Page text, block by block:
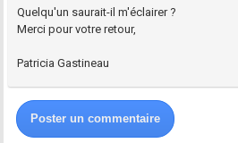
Quelqu'un saurait-il m'éclairer ?
Merci pour votre retour,
Patricia Gastineau
Poster un commentaire